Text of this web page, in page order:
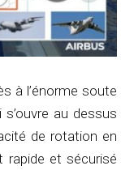
à l’énorme soute
au dessus
de rotation en
rapide et sécurisé